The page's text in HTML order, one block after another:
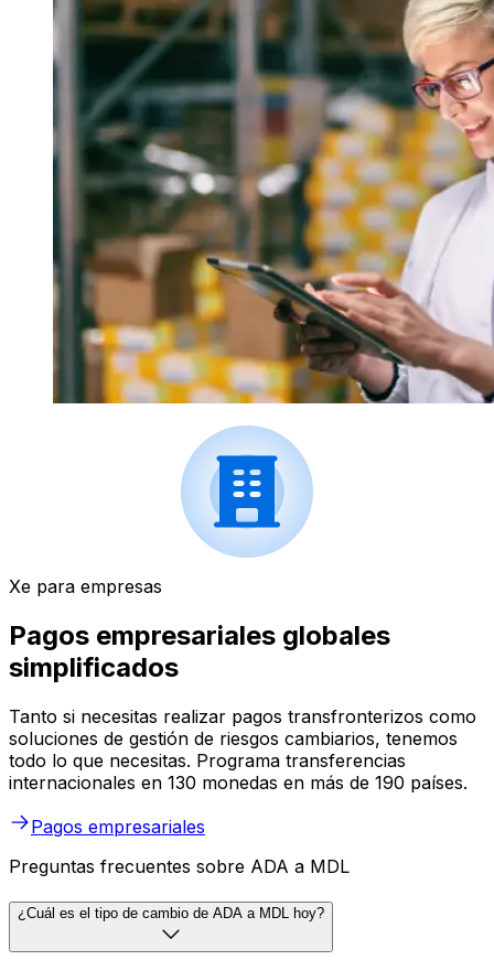
Xe para empresas
Pagos empresariales globales
simplificados
Tanto si necesitas realizar pagos transfronterizos como
soluciones de gestión de riesgos cambiarios, tenemos
todo lo que necesitas. Programa transferencias
internacionales en 130 monedas en más de 190 países.
Pagos empresariales
Preguntas frecuentes sobre ADA a MDL
¿Cuál es el tipo de cambio de ADA a MDL hoy?